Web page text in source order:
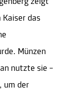
Kaiser das
Münzen
nutzte sie –
um der